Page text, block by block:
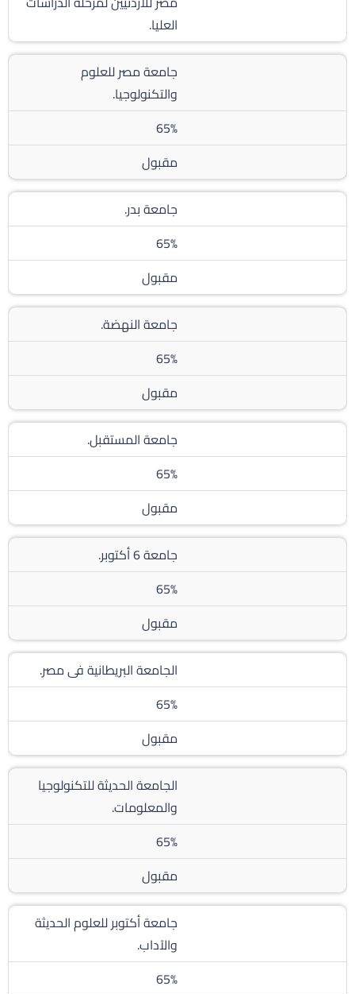
العليا.
جامعة مصر للعلوم
والتكنولوجيا.
65%
مقبول
جامعة بدر.
65%
مقبول
جامعة النهضة.
65%
مقبول
جامعة المستقبل.
65%
مقبول
جامعة 6 أكتوبر.
65%
مقبول
الجامعة البريطانية فى مصر.
65%
مقبول
الجامعة الحديثة للتكنولوجيا
والمعلومات.
65%
مقبول
جامعة أكتوبر للعلوم الحديثة
والآداب.
65%